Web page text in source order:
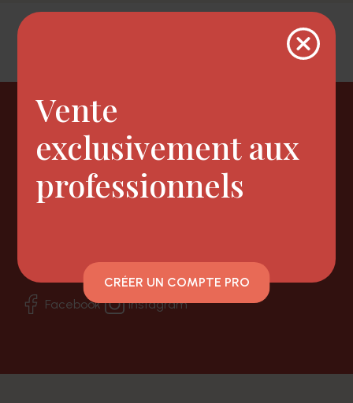
Newsletter
Facebook Instagram
Vente
exclusivement aux
professionnels
CRÉER UN COMPTE PRO